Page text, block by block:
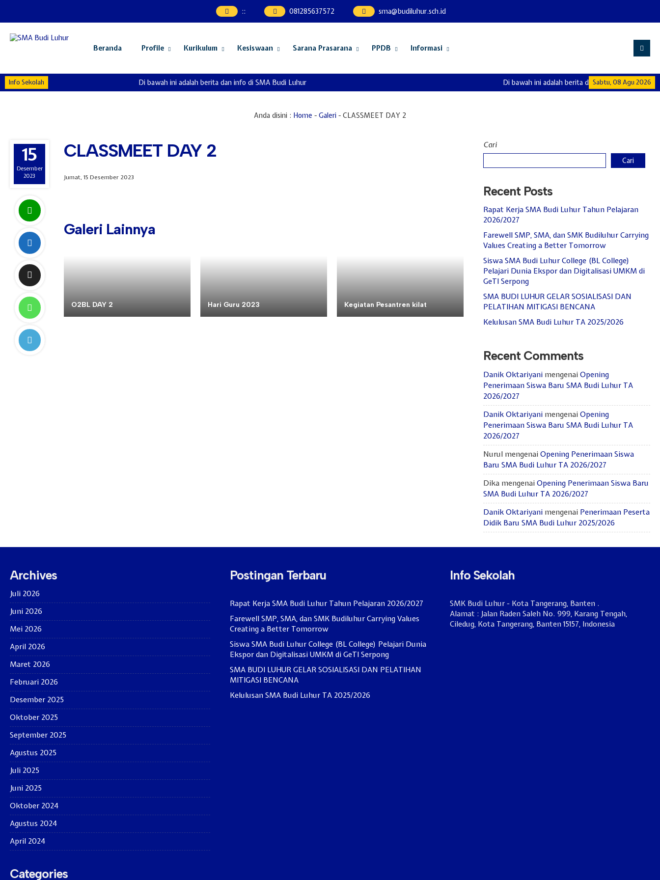
:: 081285637572 sma@budiluhur.sch.id
Beranda Profile Kurikulum Kesiswaan Sarana Prasarana PPDB Informasi
Info Sekolah Sabtu, 08 Agu 2026
Di bawah ini adalah berita dan info di SMA Budi
Di bawah ini adalah berita dan info di SMA Budi Luhur
Anda disini : Home - Galeri - CLASSMEET DAY 2
15
Desember
2023
CLASSMEET DAY 2
Jumat, 15 Desember 2023
Galeri Lainnya
O2BL DAY 2 Hari Guru 2023 Kegiatan Pesantren kilat
Cari
Cari
Recent Posts
Rapat Kerja SMA Budi Luhur Tahun Pelajaran
2026/2027
Farewell SMP, SMA, dan SMK Budiluhur Carrying
Values Creating a Better Tomorrow
Siswa SMA Budi Luhur College (BL College)
Pelajari Dunia Ekspor dan Digitalisasi UMKM di
GeTI Serpong
SMA BUDI LUHUR GELAR SOSIALISASI DAN
PELATIHAN MITIGASI BENCANA
Kelulusan SMA Budi Luhur TA 2025/2026
Recent Comments
Danik Oktariyani mengenai Opening
Penerimaan Siswa Baru SMA Budi Luhur TA
2026/2027
Danik Oktariyani mengenai Opening
Penerimaan Siswa Baru SMA Budi Luhur TA
2026/2027
Nurul mengenai Opening Penerimaan Siswa
Baru SMA Budi Luhur TA 2026/2027
Dika mengenai Opening Penerimaan Siswa Baru
SMA Budi Luhur TA 2026/2027
Danik Oktariyani mengenai Penerimaan Peserta
Didik Baru SMA Budi Luhur 2025/2026
Archives
Juli 2026
Juni 2026
Mei 2026
April 2026
Maret 2026
Februari 2026
Desember 2025
Oktober 2025
September 2025
Agustus 2025
Juli 2025
Juni 2025
Oktober 2024
Agustus 2024
April 2024
Categories
Postingan Terbaru
Rapat Kerja SMA Budi Luhur Tahun Pelajaran 2026/2027
Farewell SMP, SMA, dan SMK Budiluhur Carrying Values
Creating a Better Tomorrow
Siswa SMA Budi Luhur College (BL College) Pelajari Dunia
Ekspor dan Digitalisasi UMKM di GeTI Serpong
SMA BUDI LUHUR GELAR SOSIALISASI DAN PELATIHAN
MITIGASI BENCANA
Kelulusan SMA Budi Luhur TA 2025/2026
Info Sekolah
SMK Budi Luhur - Kota Tangerang, Banten .
Alamat : Jalan Raden Saleh No. 999, Karang Tengah,
Ciledug, Kota Tangerang, Banten 15157, Indonesia